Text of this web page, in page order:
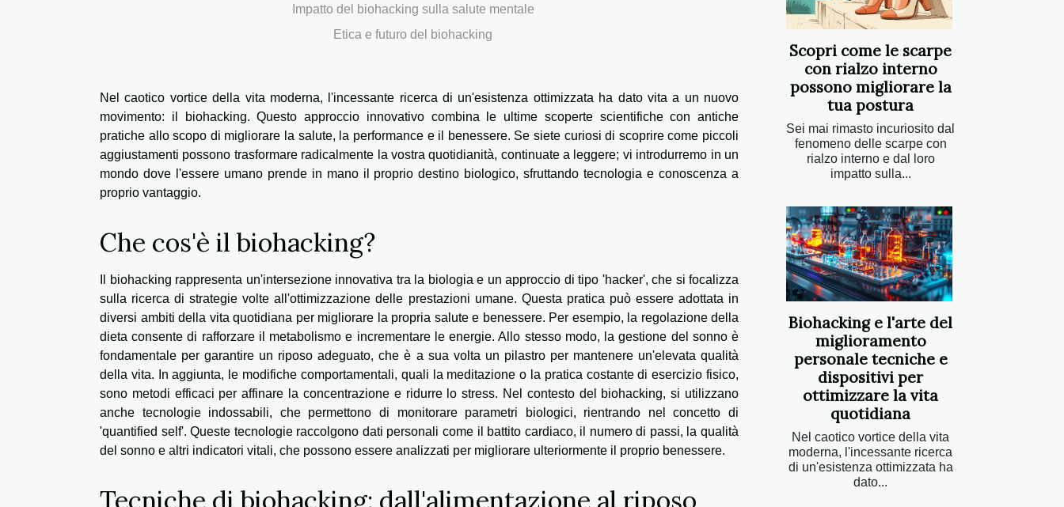
Impatto del biohacking sulla salute mentale
Etica e futuro del biohacking
Nel caotico vortice della vita moderna, l'incessante ricerca di un'esistenza ottimizzata ha dato vita a un nuovo
movimento: il biohacking. Questo approccio innovativo combina le ultime scoperte scientifiche con antiche
pratiche allo scopo di migliorare la salute, la performance e il benessere. Se siete curiosi di scoprire come piccoli
aggiustamenti possono trasformare radicalmente la vostra quotidianità, continuate a leggere; vi introdurremo in un
mondo dove l'essere umano prende in mano il proprio destino biologico, sfruttando tecnologia e conoscenza a
proprio vantaggio.
Che cos'è il biohacking?
Il biohacking rappresenta un'intersezione innovativa tra la biologia e un approccio di tipo 'hacker', che si focalizza
sulla ricerca di strategie volte all'ottimizzazione delle prestazioni umane. Questa pratica può essere adottata in
diversi ambiti della vita quotidiana per migliorare la propria salute e benessere. Per esempio, la regolazione della
dieta consente di rafforzare il metabolismo e incrementare le energie. Allo stesso modo, la gestione del sonno è
fondamentale per garantire un riposo adeguato, che è a sua volta un pilastro per mantenere un'elevata qualità
della vita. In aggiunta, le modifiche comportamentali, quali la meditazione o la pratica costante di esercizio fisico,
sono metodi efficaci per affinare la concentrazione e ridurre lo stress. Nel contesto del biohacking, si utilizzano
anche tecnologie indossabili, che permettono di monitorare parametri biologici, rientrando nel concetto di
'quantified self'. Queste tecnologie raccolgono dati personali come il battito cardiaco, il numero di passi, la qualità
del sonno e altri indicatori vitali, che possono essere analizzati per migliorare ulteriormente il proprio benessere.
Tecniche di biohacking: dall'alimentazione al riposo
Scopri come le scarpe
con rialzo interno
possono migliorare la
tua postura
Sei mai rimasto incuriosito dal
fenomeno delle scarpe con
rialzo interno e dal loro
impatto sulla...
Biohacking e l'arte del
miglioramento
personale tecniche e
dispositivi per
ottimizzare la vita
quotidiana
Nel caotico vortice della vita
moderna, l'incessante ricerca
di un'esistenza ottimizzata ha
dato...